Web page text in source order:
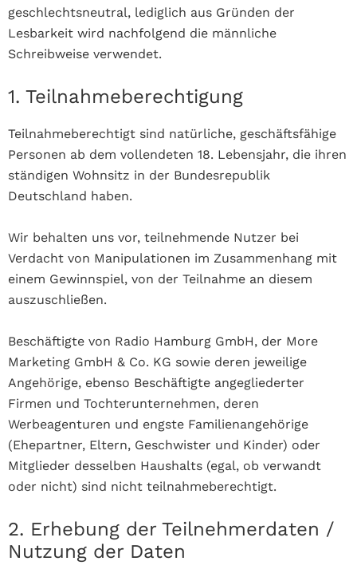
geschlechtsneutral, lediglich aus Gründen der
Lesbarkeit wird nachfolgend die männliche
Schreibweise verwendet.
1. Teilnahmeberechtigung
Teilnahmeberechtigt sind natürliche, geschäftsfähige
Personen ab dem vollendeten 18. Lebensjahr, die ihren
ständigen Wohnsitz in der Bundesrepublik
Deutschland haben.
Wir behalten uns vor, teilnehmende Nutzer bei
Verdacht von Manipulationen im Zusammenhang mit
einem Gewinnspiel, von der Teilnahme an diesem
auszuschließen.
Beschäftigte von Radio Hamburg GmbH, der More
Marketing GmbH & Co. KG sowie deren jeweilige
Angehörige, ebenso Beschäftigte angegliederter
Firmen und Tochterunternehmen, deren
Werbeagenturen und engste Familienangehörige
(Ehepartner, Eltern, Geschwister und Kinder) oder
Mitglieder desselben Haushalts (egal, ob verwandt
oder nicht) sind nicht teilnahmeberechtigt.
2. Erhebung der Teilnehmerdaten /
Nutzung der Daten